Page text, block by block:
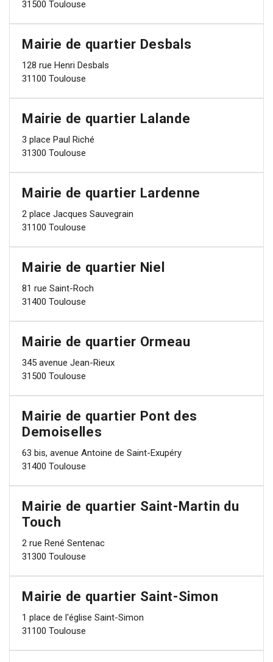
31500 Toulouse
Mairie de quartier Desbals
128 rue Henri Desbals
31100 Toulouse
Mairie de quartier Lalande
3 place Paul Riché
31300 Toulouse
Mairie de quartier Lardenne
2 place Jacques Sauvegrain
31100 Toulouse
Mairie de quartier Niel
81 rue Saint-Roch
31400 Toulouse
Mairie de quartier Ormeau
345 avenue Jean-Rieux
31500 Toulouse
Mairie de quartier Pont des
Demoiselles
63 bis, avenue Antoine de Saint-Exupéry
31400 Toulouse
Mairie de quartier Saint-Martin du
Touch
2 rue René Sentenac
31300 Toulouse
Mairie de quartier Saint-Simon
1 place de l'église Saint-Simon
31100 Toulouse